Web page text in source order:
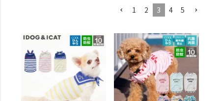
1
2 3 4 5